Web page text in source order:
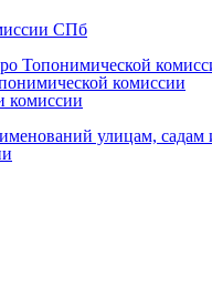
СПб
Топонимической
комиссии
комиссии
улицам,